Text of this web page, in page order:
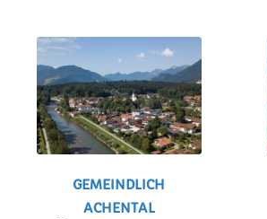
GEMEINDLICH
ACHENTAL